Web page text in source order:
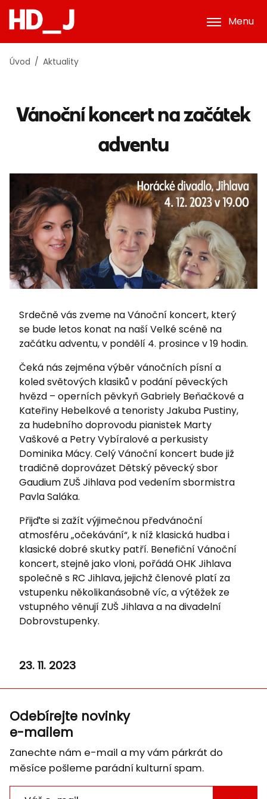
Menu
Úvod Aktuality
Vánoční koncert na začátek
adventu
Srdečně vás zveme na Vánoční koncert, který
se bude letos konat na naší Velké scéně na
začátku adventu, v pondělí 4. prosince v 19 hodin.
Čeká nás zejména výběr vánočních písní a
koled světových klasiků v podání pěveckých
hvězd – operních pěvkyň Gabriely Beňačkové a
Kateřiny Hebelkové a tenoristy Jakuba Pustiny,
za hudebního doprovodu pianistek Marty
Vaškové a Petry Vybíralové a perkusisty
Dominika Mácy. Celý Vánoční koncert bude již
tradičně doprovázet Dětský pěvecký sbor
Gaudium ZUŠ Jihlava pod vedením sbormistra
Pavla Saláka.
Přijďte si zažít výjimečnou předvánoční
atmosféru „očekávání“, k níž klasická hudba i
klasické dobré skutky patří. Benefiční Vánoční
koncert, stejně jako vloni, pořádá OHK Jihlava
společně s RC Jihlava, jejichž členové platí za
vstupenku několikanásobně víc, a výtěžek ze
vstupného věnují ZUŠ Jihlava a na divadelní
Dobrovstupenky.
23. 11. 2023
Odebírejte novinky
e-mailem
Zanechte nám e-mail a my vám párkrát do
měsíce pošleme parádní kulturní spam.